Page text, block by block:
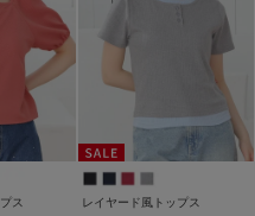
ス レイヤード風トップス